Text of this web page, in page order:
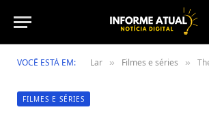
VOCÊ ESTÁ EM: Lar » Filmes e séries » The Last of
FILMES E SÉRIES